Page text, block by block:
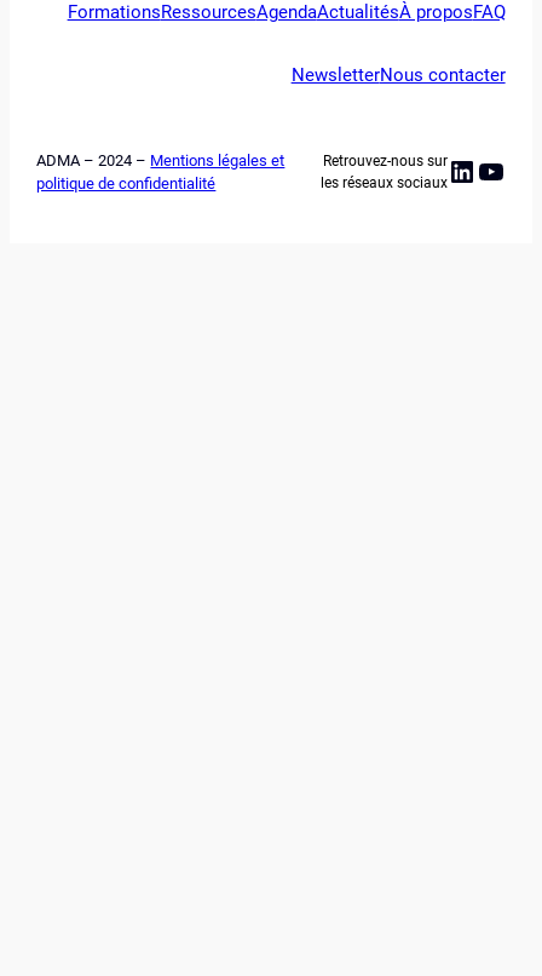
FormationsRessourcesAgendaActualitésÀ proposFAQ
NewsletterNous contacter
ADMA – 2024 – Mentions légales et
politique de confidentialité
Retrouvez-nous sur
les réseaux sociaux